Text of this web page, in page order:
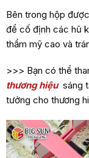
Bên trong hộp
để cố định các hũ
thẩm mỹ cao và
>>> Bạn có thể
thương hiệu sáng
tưởng cho thương